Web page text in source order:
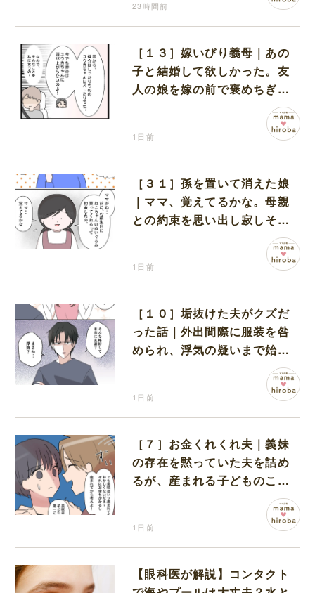
23時間前
［１３］嫁いびり義母｜あの
子と結婚して欲しかった。友
人の娘を嫁の前で褒めちぎる
1日前
［３１］孫を置いて消えた娘
｜ママ、覚えてるかな。母親
との約束を思い出し寂しそう
1日前
［１０］垢抜けた夫がクズだ
った話｜外出間際に服装を咎
められ、浮気の疑いまで始め
1日前
［７］お金くれくれ夫｜義妹
の存在を黙っていた夫を詰め
るが、産まれる子どものこと
を第一に考えてと流される
1日前
【眼科医が解説】コンタクト